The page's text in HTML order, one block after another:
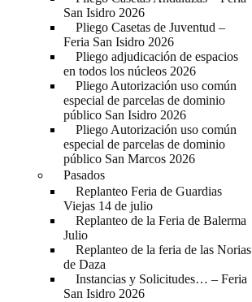
San Isidro 2026
Pliego Casetas de Juventud –
Feria San Isidro 2026
Pliego adjudicación de espacios
en todos los núcleos 2026
Pliego Autorización uso común
especial de parcelas de dominio
público San Isidro 2026
Pliego Autorización uso común
especial de parcelas de dominio
público San Marcos 2026
Pasados
Replanteo Feria de Guardias
Viejas 14 de julio
Replanteo de la Feria de Balerma
Julio
Replanteo de la feria de las Norias
de Daza
Instancias y Solicitudes… – Feria
San Isidro 2026